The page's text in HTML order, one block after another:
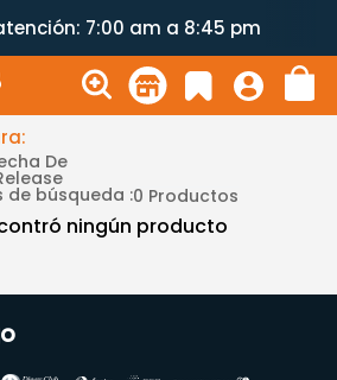
7:00 am a 8:45 pm
De
de búsqueda :0 Productos
ningún producto